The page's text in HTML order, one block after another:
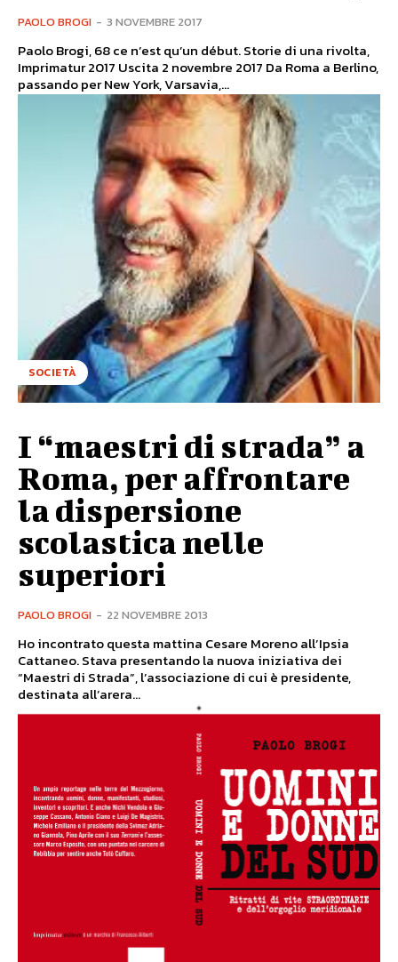
PAOLO BROGI - 3 NOVEMBRE 2017
Paolo Brogi, 68 ce n’est qu’un début. Storie di una rivolta,
Imprimatur 2017 Uscita 2 novembre 2017 Da Roma a Berlino,
passando per New York, Varsavia,...
SOCIETÀ
I “maestri di strada” a
Roma, per affrontare
la dispersione
scolastica nelle
superiori
PAOLO BROGI - 22 NOVEMBRE 2013
Ho incontrato questa mattina Cesare Moreno all’Ipsia
Cattaneo. Stava presentando la nuova iniziativa dei
“Maestri di Strada”, l’associazione di cui è presidente,
destinata all’arera...